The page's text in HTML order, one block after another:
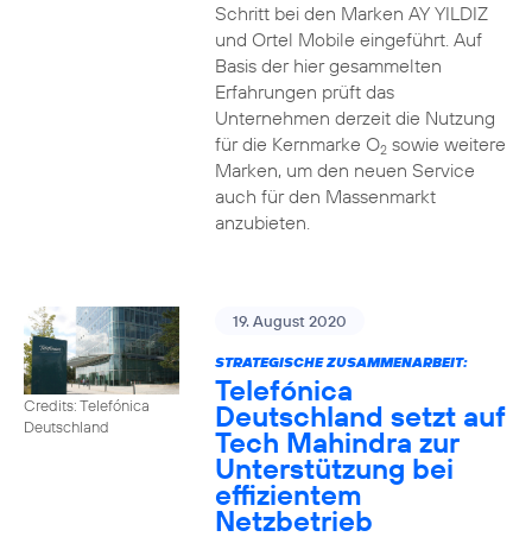
Schritt bei den Marken AY YILDIZ
und Ortel Mobile eingeführt. Auf
Basis der hier gesammelten
Erfahrungen prüft das
Unternehmen derzeit die Nutzung
für die Kernmarke O2sowie weitere
Marken, um den neuen Service
auch für den Massenmarkt
anzubieten.
Credits: Telefónica
Deutschland
19. August 2020
STRATEGISCHE ZUSAMMENARBEIT:
Telefónica
Deutschland setzt auf
Tech Mahindra zur
Unterstützung bei
effizientem
Netzbetrieb